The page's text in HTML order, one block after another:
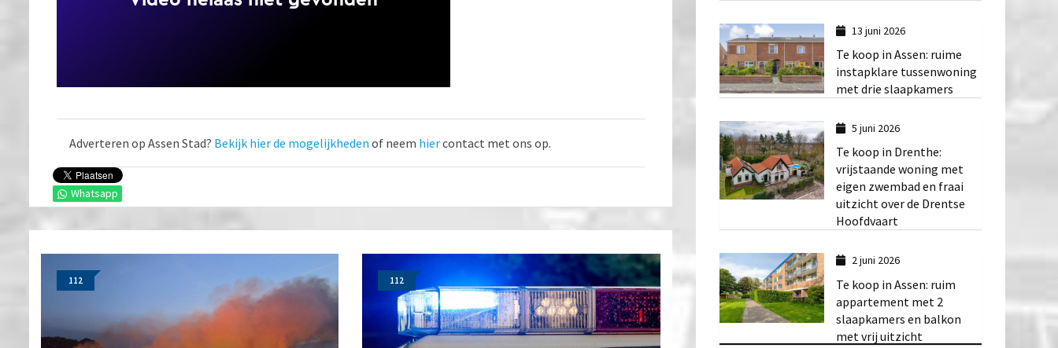
Whatsapp
Adverteren op Assen Stad? Bekijk hier de mogelijkheden of neem hiercontact met ons op.
112 112
13 juni 2026
Te koop in Assen: ruime
instapklare tussenwoning
met drie slaapkamers
5 juni 2026
Te koop in Drenthe:
vrijstaande woning met
eigen zwembad en fraai
uitzicht over de Drentse
Hoofdvaart
2 juni 2026
Te koop in Assen: ruim
appartement met 2
slaapkamers en balkon
met vrij uitzicht